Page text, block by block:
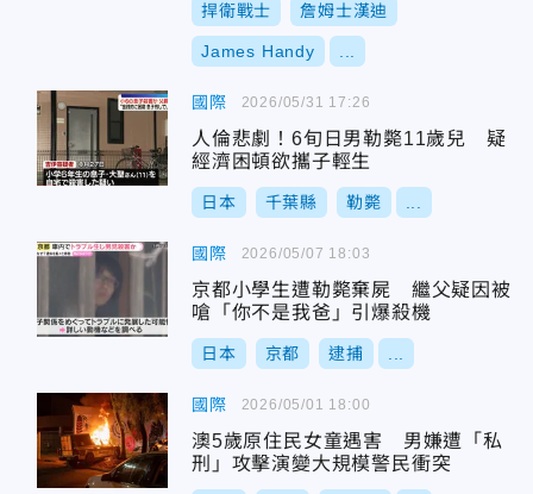
捍衛戰士 詹姆士漢迪
James Handy
國際
人倫悲劇！6旬日男勒斃11歲兒 疑
經濟困頓欲攜子輕生
日本 千葉縣 勒斃
2026/05/31 17:26
國際
京都小學生遭勒斃棄屍 繼父疑因被
嗆「你不是我爸」引爆殺機
日本 京都 逮捕
2026/05/07 18:03
國際
澳5歲原住民女童遇害 男嫌遭「私
刑」攻擊演變大規模警民衝突
2026/05/01 18:00